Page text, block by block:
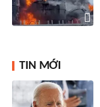
TIN MỚI